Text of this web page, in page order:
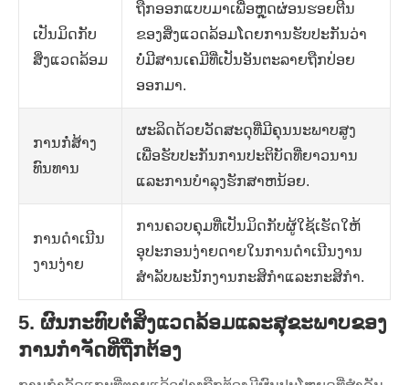
ເປັນມິດກັບ
ສິ່ງແວດລ້ອມ
ຖືກອອກແບບມາເພື່ອຫຼຸດຜ່ອນຮອຍຕີນ
ຂອງສິ່ງແວດລ້ອມໂດຍການຮັບປະກັນວ່າ
ບໍ່ມີສານເຄມີທີ່ເປັນອັນຕະລາຍຖືກປ່ອຍ
ອອກມາ.
ການກໍ່ສ້າງ
ທົນທານ
ຜະລິດດ້ວຍວັດສະດຸທີ່ມີຄຸນນະພາບສູງ
ເພື່ອຮັບປະກັນການປະຕິບັດທີ່ຍາວນານ
ແລະການບໍາລຸງຮັກສາຫນ້ອຍ.
ການດໍາເນີນ
ງານງ່າຍ
ການຄວບຄຸມທີ່ເປັນມິດກັບຜູ້ໃຊ້ເຮັດໃຫ້
ອຸປະກອນງ່າຍດາຍໃນການດໍາເນີນງານ
ສໍາລັບພະນັກງານກະສິກໍາແລະກະສິກໍາ.
5. ຜົນກະທົບຕໍ່ສິ່ງແວດລ້ອມແລະສຸຂະພາບຂອງ
ການກໍາຈັດທີ່ຖືກຕ້ອງ